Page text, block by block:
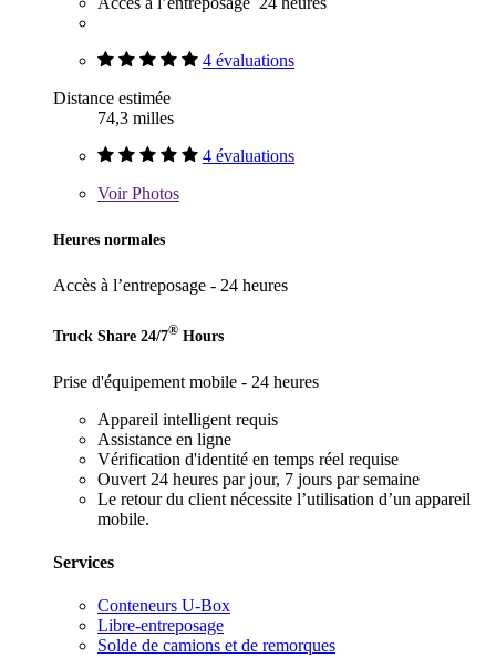
4 évaluations
Distance estimée
74,3 milles
4 évaluations
VoirPhotos
Heures normales
Accès à l’entreposage - 24 heures
Truck Share 24/7® Hours
Prise d'équipement mobile - 24 heures
Appareil intelligent requis
Assistance en ligne
Vérification d'identité en temps réel requise
Ouvert 24 heures par jour, 7 jours par semaine
Le retour du client nécessite l’utilisation d’un appareil
mobile.
Services
Conteneurs U-Box
Libre-entreposage
Solde de camions et de remorques